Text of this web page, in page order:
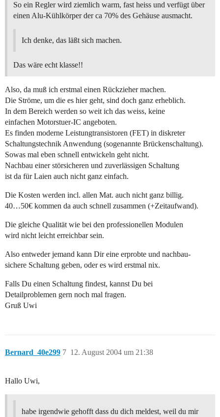
So ein Regler wird ziemlich warm, fast heiss und verfügt über
einen Alu-Kühlkörper der ca 70% des Gehäuse ausmacht.
Ich denke, das läßt sich machen.
Das wäre echt klasse!!
Also, da muß ich erstmal einen Rückzieher machen.
Die Ströme, um die es hier geht, sind doch ganz erheblich.
In dem Bereich werden so weit ich das weiss, keine
einfachen Motorstuer-IC angeboten.
Es finden moderne Leistungtransistoren (FET) in diskreter
Schaltungstechnik Anwendung (sogenannte Brückenschaltung).
Sowas mal eben schnell entwickeln geht nicht.
Nachbau einer störsicheren und zuverlässigen Schaltung
ist da für Laien auch nicht ganz einfach.
Die Kosten werden incl. allen Mat. auch nicht ganz billig.
40…50€ kommen da auch schnell zusammen (+Zeitaufwand).
Die gleiche Qualität wie bei den professionellen Modulen
wird nicht leicht erreichbar sein.
Also entweder jemand kann Dir eine erprobte und nachbau-
sichere Schaltung geben, oder es wird erstmal nix.
Falls Du einen Schaltung findest, kannst Du bei
Detailproblemen gern noch mal fragen.
Gruß Uwi
Bernard_40e299 12. August 2004 um 21:38
7
Hallo Uwi,
habe irgendwie gehofft dass du dich meldest, weil du mir